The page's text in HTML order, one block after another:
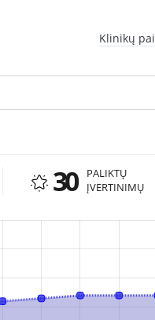
Klinikų
30
PALIKTŲ
ĮVERTINIMŲ